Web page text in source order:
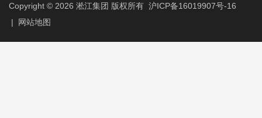
Copyright © 2026 淞江集团 版权所有 沪ICP备16019907号-16
|
网站地图